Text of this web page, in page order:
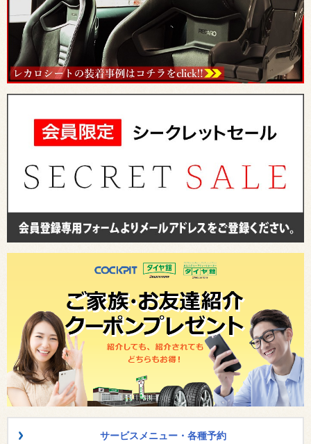
サービスメニュー・各種予約